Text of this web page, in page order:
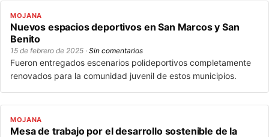
MOJANA
Nuevos espacios deportivos en San Marcos y San
Benito
15 de febrero de 2025 · Sin comentarios
Fueron entregados escenarios polideportivos completamente
renovados para la comunidad juvenil de estos municipios.
MOJANA
Mesa de trabajo por el desarrollo sostenible de la